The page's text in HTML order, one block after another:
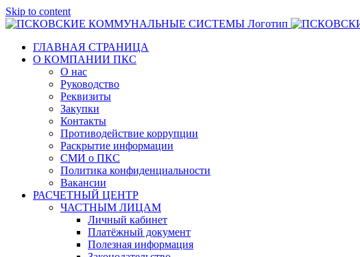
Skip to content
ГЛАВНАЯ СТРАНИЦА
О КОМПАНИИ ПКС
О нас
Руководство
Реквизиты
Закупки
Контакты
Противодействие коррупции
Раскрытие информации
СМИ о ПКС
Политика конфиденциальности
Вакансии
РАСЧЕТНЫЙ ЦЕНТР
ЧАСТНЫМ ЛИЦАМ
Личный кабинет
Платёжный документ
Полезная информация